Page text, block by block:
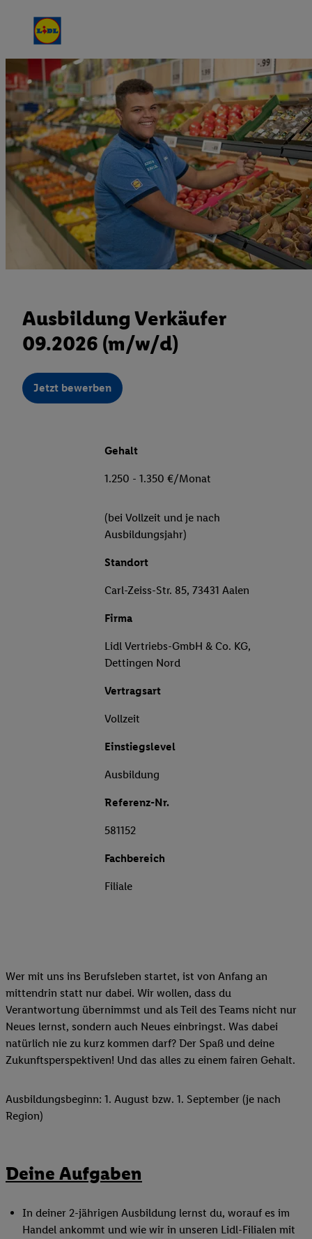
Ausbildung Verkäufer
09.2026 (m/w/d)
Jetzt bewerben
Gehalt
1.250 - 1.350 €/Monat
(bei Vollzeit und je nach
Ausbildungsjahr)
Standort
Carl-Zeiss-Str. 85, 73431 Aalen
Firma
Lidl Vertriebs-GmbH & Co. KG,
Dettingen Nord
Vertragsart
Vollzeit
Einstiegslevel
Ausbildung
Referenz-Nr.
581152
Fachbereich
Filiale
Wer mit uns ins Berufsleben startet, ist von Anfang an
mittendrin statt nur dabei. Wir wollen, dass du
Verantwortung übernimmst und als Teil des Teams nicht nur
Neues lernst, sondern auch Neues einbringst. Was dabei
natürlich nie zu kurz kommen darf? Der Spaß und deine
Zukunftsperspektiven! Und das alles zu einem fairen Gehalt.
Ausbildungsbeginn: 1. August bzw. 1. September (je nach
Region)
Deine Aufgaben
In deiner 2-jährigen Ausbildung lernst du, worauf es im
Handel ankommt und wie wir in unseren Lidl-Filialen mit